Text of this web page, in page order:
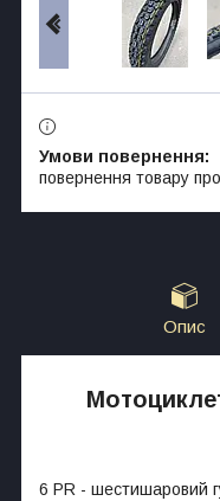
повернення товару
Опис
6 PR - шестишаровий